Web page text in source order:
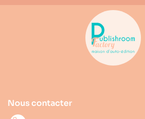
Nous contacter